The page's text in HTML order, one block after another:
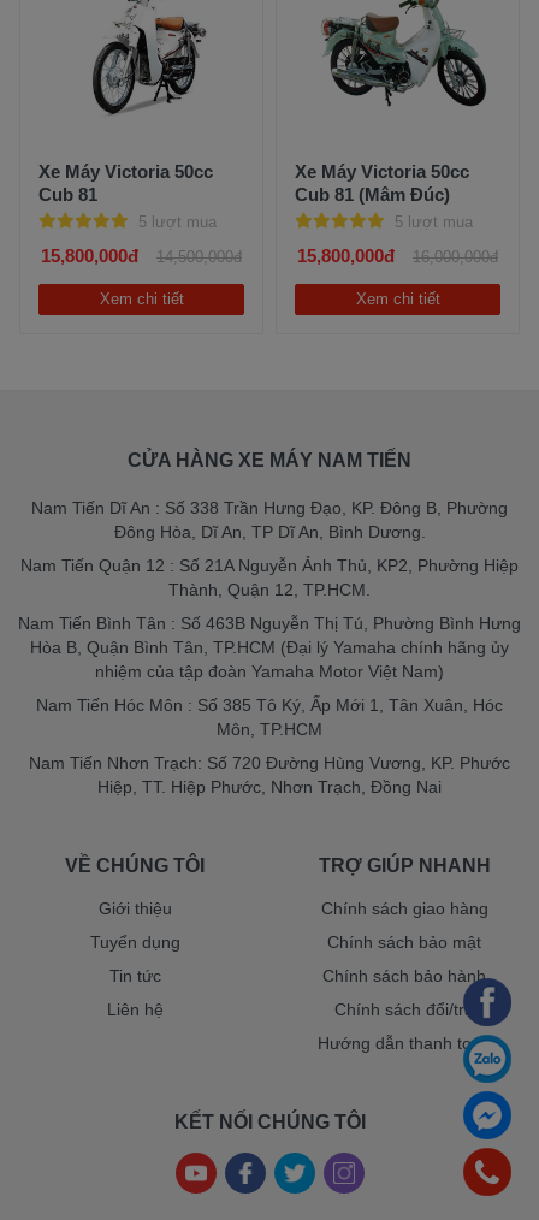
Xe Máy Victoria 50cc
Cub 81
5 lượt mua
15,800,000đ 14,500,000đ
Xem chi tiết
Xe Máy Victoria 50cc
Cub 81 (Mâm Đúc)
5 lượt mua
15,800,000đ 16,000,000đ
Xem chi tiết
CỬA HÀNG XE MÁY NAM TIẾN
Nam Tiến Dĩ An : Số 338 Trần Hưng Đạo, KP. Đông B, Phường
Đông Hòa, Dĩ An, TP Dĩ An, Bình Dương.
Nam Tiến Quận 12 : Số 21A Nguyễn Ảnh Thủ, KP2, Phường Hiệp
Thành, Quận 12, TP.HCM.
Nam Tiến Bình Tân : Số 463B Nguyễn Thị Tú, Phường Bình Hưng
Hòa B, Quận Bình Tân, TP.HCM (Đại lý Yamaha chính hãng ủy
nhiệm của tập đoàn Yamaha Motor Việt Nam)
Nam Tiến Hóc Môn : Số 385 Tô Ký, Ấp Mới 1, Tân Xuân, Hóc
Môn, TP.HCM
Nam Tiến Nhơn Trạch: Số 720 Đường Hùng Vương, KP. Phước
Hiệp, TT. Hiệp Phước, Nhơn Trạch, Đồng Nai
VỀ CHÚNG TÔI
Giới thiệu
Tuyển dụng
Tin tức
Liên hệ
TRỢ GIÚP NHANH
Chính sách giao hàng
Chính sách bảo mật
Chính sách bảo hành
Chính sách đổi/trả
Hướng dẫn thanh toán
KẾT NỐI CHÚNG TÔI